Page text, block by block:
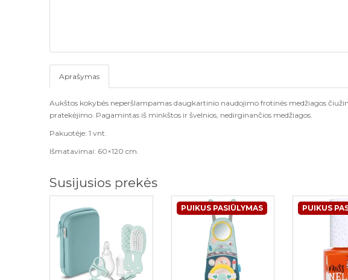
Aprašymas
Aukštos kokybės neperšlampamas daugkartinio naudojimo frotinės medžiagos
pratekėjimo. Pagamintas iš minkštos ir švelnios, nedirginančios medžiagos.
Pakuotėje: 1 vnt.
Išmatavimai: 60×120 cm.
Susijusios prekės
PUIKUS PASIŪLYMAS PUIKUS